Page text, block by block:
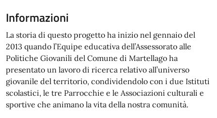
Informazioni
La storia di questo progetto ha inizio nel gennaio del
2013 quando l’Equipe educativa dell’Assessorato alle
Politiche Giovanili del Comune di Martellago ha
presentato un lavoro di ricerca relativo all’universo
giovanile del territorio, condividendolo con i due Istituti
scolastici, le tre Parrocchie e le Associazioni culturali e
sportive che animano la vita della nostra comunità.